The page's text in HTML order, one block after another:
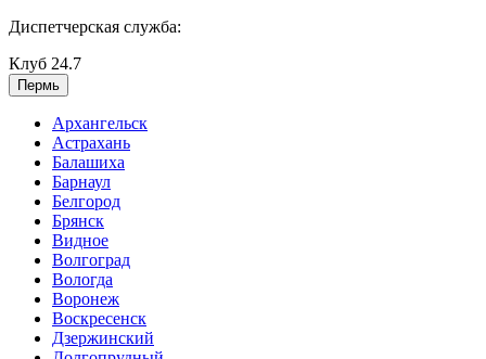
Диспетчерская служба:
Клуб 24.7
Пермь
Архангельск
Астрахань
Балашиха
Барнаул
Белгород
Брянск
Видное
Волгоград
Вологда
Воронеж
Воскресенск
Дзержинский